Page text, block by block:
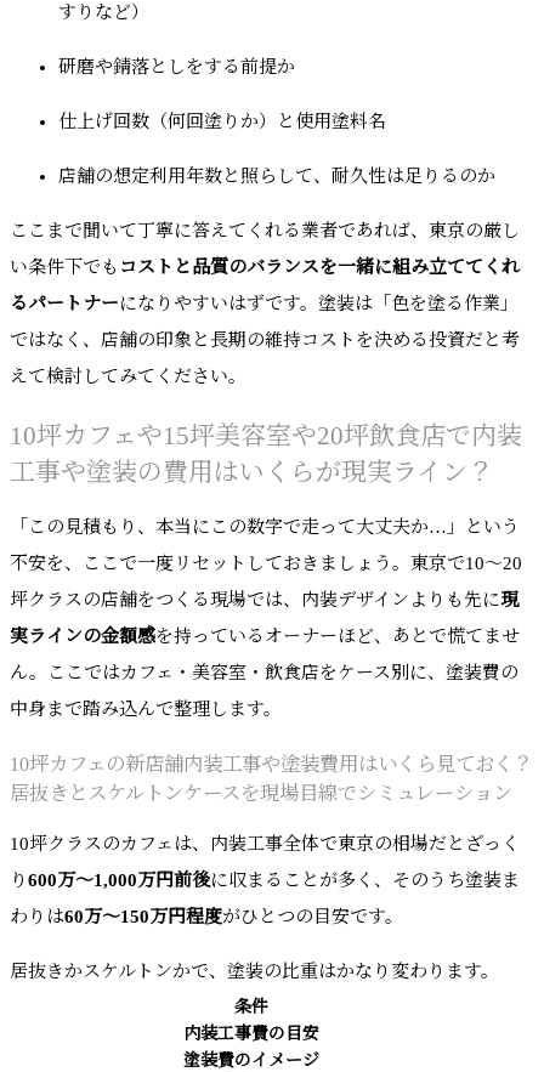
すりなど）
研磨や錆落としをする前提か
仕上げ回数（何回塗りか）と使用塗料名
店舗の想定利用年数と照らして、耐久性は足りるのか
ここまで聞いて丁寧に答えてくれる業者であれば、東京の厳し
い条件下でも コストと品質のバランスを一緒に組み立ててくれ
るパートナーになりやすいはずです。塗装は「色を塗る作業」
ではなく、店舗の印象と長期の維持コストを決める投資だと考
えて検討してみてください。
10坪カフェや15坪美容室や20坪飲食店で内装
工事や塗装の費用はいくらが現実ライン？
「この見積もり、本当にこの数字で走って大丈夫か…」という
不安を、ここで一度リセットしておきましょう。東京で10〜20
坪クラスの店舗をつくる現場では、内装デザインよりも先に現
実ラインの金額感を持っているオーナーほど、あとで慌てませ
ん。ここではカフェ・美容室・飲食店をケース別に、塗装費の
中身まで踏み込んで整理します。
10坪カフェの新店舗内装工事や塗装費用はいくら見ておく？
居抜きとスケルトンケースを現場目線でシミュレーション
10坪クラスのカフェは、内装工事全体で東京の相場だとざっく
り 600万〜1,000万円前後に収まることが多く、そのうち塗装ま
わりは60万〜150万円程度がひとつの目安です。
居抜きかスケルトンかで、塗装の比重はかなり変わります。
条件
内装工事費の目安
塗装費のイメージ